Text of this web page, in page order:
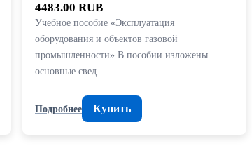
4483.00 RUB
Учебное пособие «Эксплуатация
оборудования и объектов газовой
промышленности» В пособии изложены
основные свед…
Подробнее Купить